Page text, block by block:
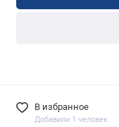
В избранное
Добавили 1 человек